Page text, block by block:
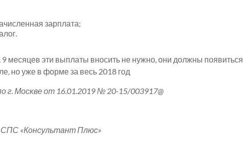
зарплата;
9 месяцев эти выплаты вносить не нужно, они должны появиться
но уже в форме за весь 2018 год
Москве от 16.01.2019 № 20-15/003917@
«Консультант Плюс»